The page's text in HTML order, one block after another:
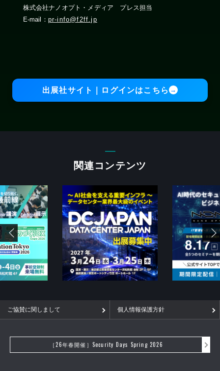
株式会社ナノオプト・メディア プレス担当
E-mail： pr-info@f2ff.jp
出展社サイト｜ログインはこちら→
関連コンテンツ
ご協賛に関しまして 個人情報保護方針
［26年春開催］Security Days Spring 2026